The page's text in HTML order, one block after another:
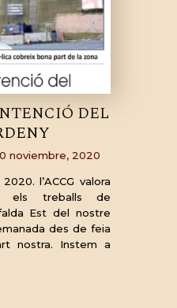
DEL
noviembre, 2020
l’ACCG valora
els treballs de
Est del nostre
des de feia
nostra. Instem a